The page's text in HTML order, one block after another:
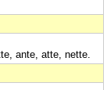
ante, atte, nette.